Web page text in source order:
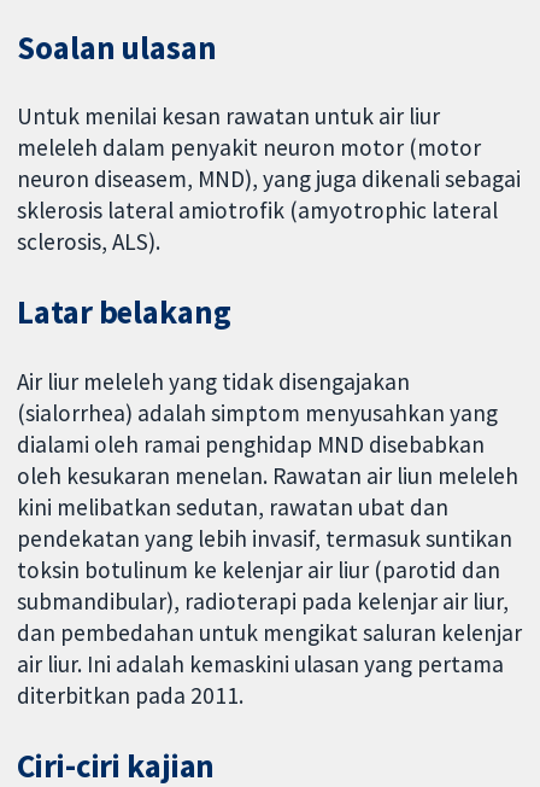
Soalan ulasan
Untuk menilai kesan rawatan untuk air liur
meleleh dalam penyakit neuron motor (motor
neuron diseasem, MND), yang juga dikenali sebagai
sklerosis lateral amiotrofik (amyotrophic lateral
sclerosis, ALS).
Latar belakang
Air liur meleleh yang tidak disengajakan
(sialorrhea) adalah simptom menyusahkan yang
dialami oleh ramai penghidap MND disebabkan
oleh kesukaran menelan. Rawatan air liun meleleh
kini melibatkan sedutan, rawatan ubat dan
pendekatan yang lebih invasif, termasuk suntikan
toksin botulinum ke kelenjar air liur (parotid dan
submandibular), radioterapi pada kelenjar air liur,
dan pembedahan untuk mengikat saluran kelenjar
air liur. Ini adalah kemaskini ulasan yang pertama
diterbitkan pada 2011.
Ciri-ciri kajian